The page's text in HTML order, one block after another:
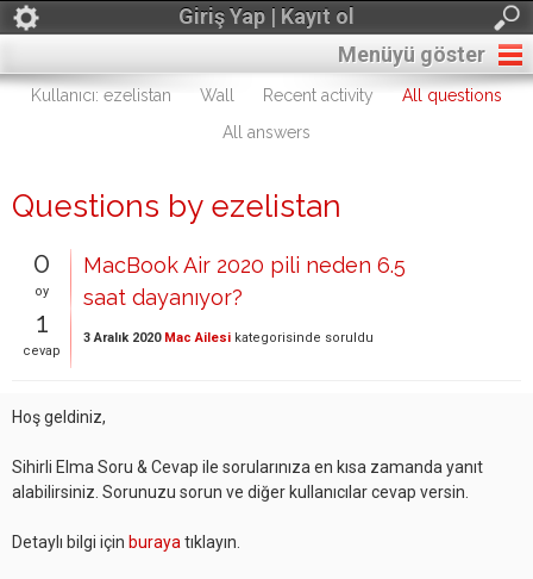
Giriş Yap | Kayıt ol
Menüyü göster
Kullanıcı: ezelistan Wall Recent activity
All questions
All answers
Questions by ezelistan
0
oy
1
cevap
MacBook Air 2020 pili neden 6.5
saat dayanıyor?
3 Aralık 2020 Mac Ailesi kategorisinde soruldu
Hoş geldiniz,
Sihirli Elma Soru & Cevap ile sorularınıza en kısa zamanda yanıt
alabilirsiniz. Sorunuzu sorun ve diğer kullanıcılar cevap versin.
Detaylı bilgi için buraya tıklayın.